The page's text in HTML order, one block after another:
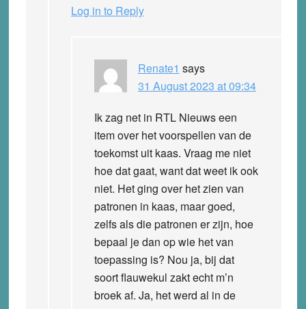
Log in to Reply
Renate1 says
31 August 2023 at 09:34
Ik zag net in RTL Nieuws een
item over het voorspellen van de
toekomst uit kaas. Vraag me niet
hoe dat gaat, want dat weet ik ook
niet. Het ging over het zien van
patronen in kaas, maar goed,
zelfs als die patronen er zijn, hoe
bepaal je dan op wie het van
toepassing is? Nou ja, bij dat
soort flauwekul zakt echt m’n
broek af. Ja, het werd al in de